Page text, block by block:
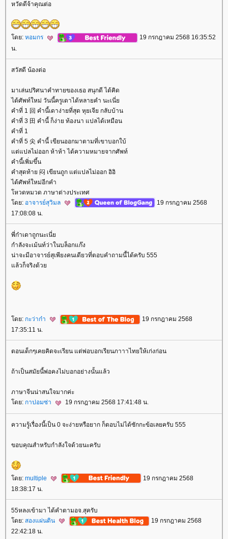
หวัดดีจ้าคุณต่อ
ดย: หอมกร
19 กรกฎาคม 2568 16:35:52
น.
สวัสดี น้องต่อ
มาเล่นปริศนาคำทายของเธอ สนุกดี ได้คิด
ได้ศัพท์ใหม่ วันนี้ครูเดาได้หลายคำ นะเนี่
คำที่ 1 回 คำนี้เดาง่ายที่สุด หุยเจีย กลับบ้าน
คำที่ 3 田 คำนี้ ก็ง่าย ท้องนา แปลได้เหมือน
คำที่ 1
คำที่ 5 尖 คำนี้ เขียนออกมาตามที่เขาบอกใบ้
ต่แปลไม่ออก ห้าห้า ได้ความหมายจากศัพท์
คำนี้เพิ่มขึ้น
คำสุดท้าย 闷 เขียนถูก แต่แปลไม่ออก อิอิ
ได้ศัพท์ใหม่อีกคำ
หวดหมวด ภาษาต่างประเทศ
ดย: อาจารย์สุวิมล
19 กรกฎาคม 2568
17:08:08 น.
พี่ก๋าเดาถูกนะเนี่
กำลังจะเม้นท์ว่าในบล็อกแก๊ง
น่าจะมีอาจารย์สุเพียงคนเดียวที่ตอบคำถามนี้ได้ครับ 555
ล้วก็จริงด้ว
ดย: กะว่าก๋า
19 กรกฎาคม 2568
17:35:11 น.
ตอนเด็กๆเคยคิดจะเรียน แต่พ่อบอกเรียนภาาาไทยให้เก่งก่อน
ถ้าเป็นสมัยนี้พ่อคงไม่บอกอย่างนั้นแล้ว
ภาษาจีนน่าสนใจมากค่ะ
ดย: กาปอมซ่า 19 กรกฎาคม 2568 17:41:48 น.
ความรู้เรื่องนี้เป็น 0 จะง่ายหรือยาก ก็ตอบไม่ได้ซักกะข้อเลยครับ 555
ขอบคุณสำหรับกำลังใจด้วยนะครับ
ดย: multiple
19 กรกฎาคม 2568
18:38:17 น.
55หลงเข้ามา ได้คำตามอจ.สุครับ
ดย: สองแผ่นดิน
19 กรกฎาคม 2568
22:42:18 น.